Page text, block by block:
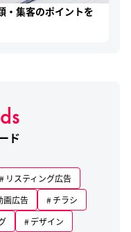
・集客のポイントを
ド
リスティング広告
画広告
チラシ
デザイン